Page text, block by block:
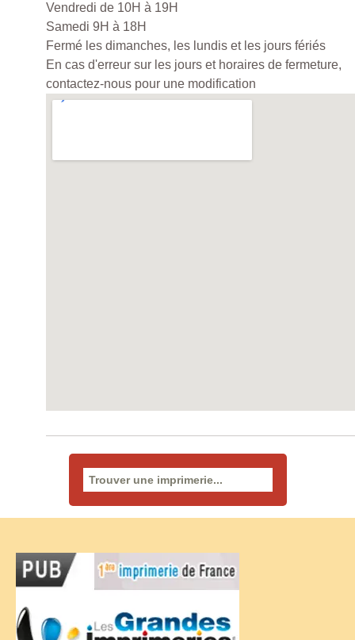
Vendredi de 10H à 19H
Samedi 9H à 18H
Fermé les dimanches, les lundis et les jours fériés
En cas d'erreur sur les jours et horaires de fermeture,
contactez-nous pour une modification
Rechercher